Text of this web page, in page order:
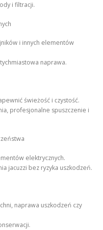
i filtracji.
i innych elementów
naprawa.
świeżość i czystość.
profesjonalne spuszczenie i
elektrycznych.
jacuzzi bez ryzyka uszkodzeń.
naprawa uszkodzeń czy